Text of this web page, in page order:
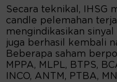
Secara teknikal, IHSG
candle pelemahan
mengindikasikan
juga berhasil kembali
Beberapa saham
MPPA, MLPL, BTPS,
INCO, ANTM, PTBA,